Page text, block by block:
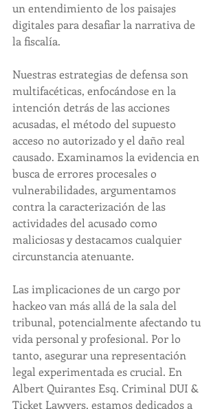
un entendimiento de los paisajes
digitales para desafiar la narrativa de
la fiscalía.
Nuestras estrategias de defensa son
multifacéticas, enfocándose en la
intención detrás de las acciones
acusadas, el método del supuesto
acceso no autorizado y el daño real
causado. Examinamos la evidencia en
busca de errores procesales o
vulnerabilidades, argumentamos
contra la caracterización de las
actividades del acusado como
maliciosas y destacamos cualquier
circunstancia atenuante.
Las implicaciones de un cargo por
hackeo van más allá de la sala del
tribunal, potencialmente afectando tu
vida personal y profesional. Por lo
tanto, asegurar una representación
legal experimentada es crucial. En
Albert Quirantes Esq. Criminal DUI &
Ticket Lawyers, estamos dedicados a